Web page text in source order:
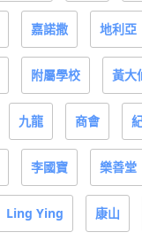
嘉諾撒 地利亞
附屬學校 黃大
九龍 商會
李國寶 樂善堂
Ling Ying 康山